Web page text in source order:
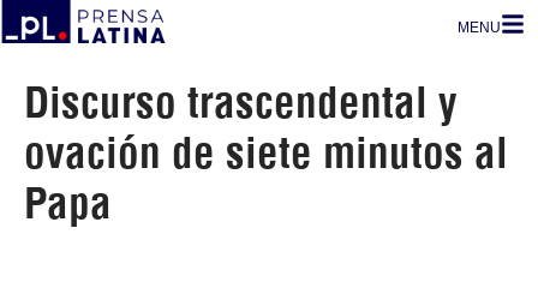
MENU
Discurso trascendental y
ovación de siete minutos al
Papa